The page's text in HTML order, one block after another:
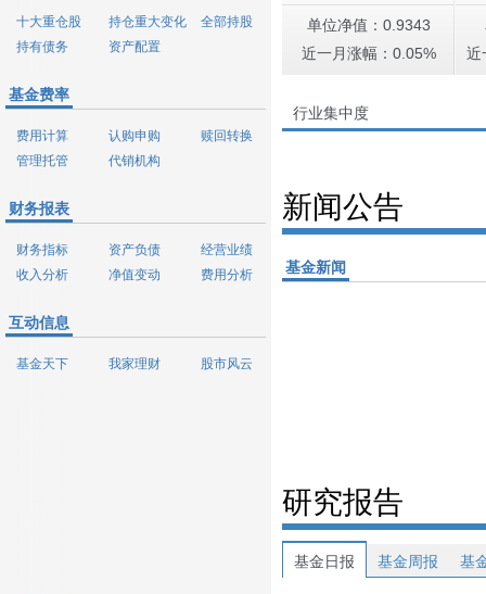
十大重仓股 持仓重大变化
全部持股
持有债务
资产配置
基金费率
费用计算 认购申购
赎回转换
管理托管
代销机构
财务报表
财务指标 资产负债
经营业绩
收入分析
净值变动 费用分析
互动信息
基金天下 我家理财 股市风云
单位净值：0.9343
近一月涨幅：0.05%
近
行业集中度
新闻公告
基金新闻
研究报告
基金日报 基金周报 基